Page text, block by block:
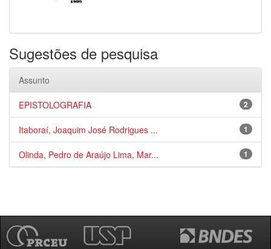
Sugestões de pesquisa
Assunto
2
EPISTOLOGRAFIA
1
Itaboraí, Joaquim José Rodrigues ...
1
Olinda, Pedro de Araújo Lima, Mar...